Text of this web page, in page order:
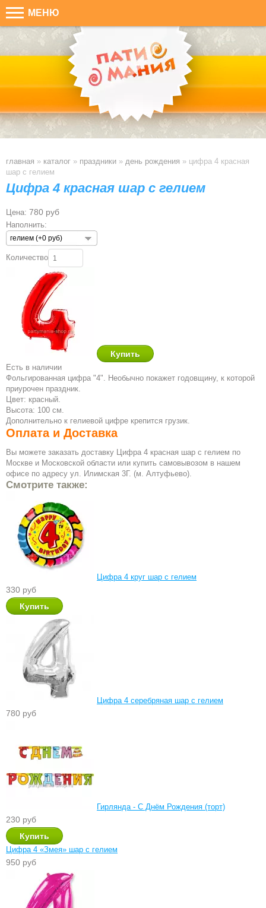
МЕНЮ
главная » каталог » праздники » день рождения » цифра 4 красная
шар с гелием
Цифра 4 красная шар с гелием
Цена: 780 руб
Наполнить:
гелием (+0 руб)
Количество
Есть в наличии
Фольгированная цифра "4". Необычно покажет годовщину, к которой
приурочен праздник.
Цвет: красный.
Высота: 100 см.
Дополнительно к гелиевой цифре крепится грузик.
Оплата и Доставка
Вы можете заказать доставку Цифра 4 красная шар с гелием по
Москве и Московской области или купить самовывозом в нашем
офисе по адресу ул. Илимская 3Г. (м. Алтуфьево).
Смотрите также:
Цифра 4 круг шар с гелием
330 руб
Цифра 4 серебряная шар с гелием
780 руб
Гирлянда - С Днём Рождения (торт)
230 руб
Цифра 4 «Змея» шар с гелием
950 руб